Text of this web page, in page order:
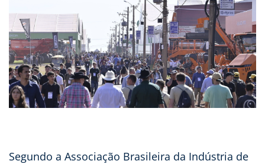
Segundo a Associação Brasileira da Indústria de